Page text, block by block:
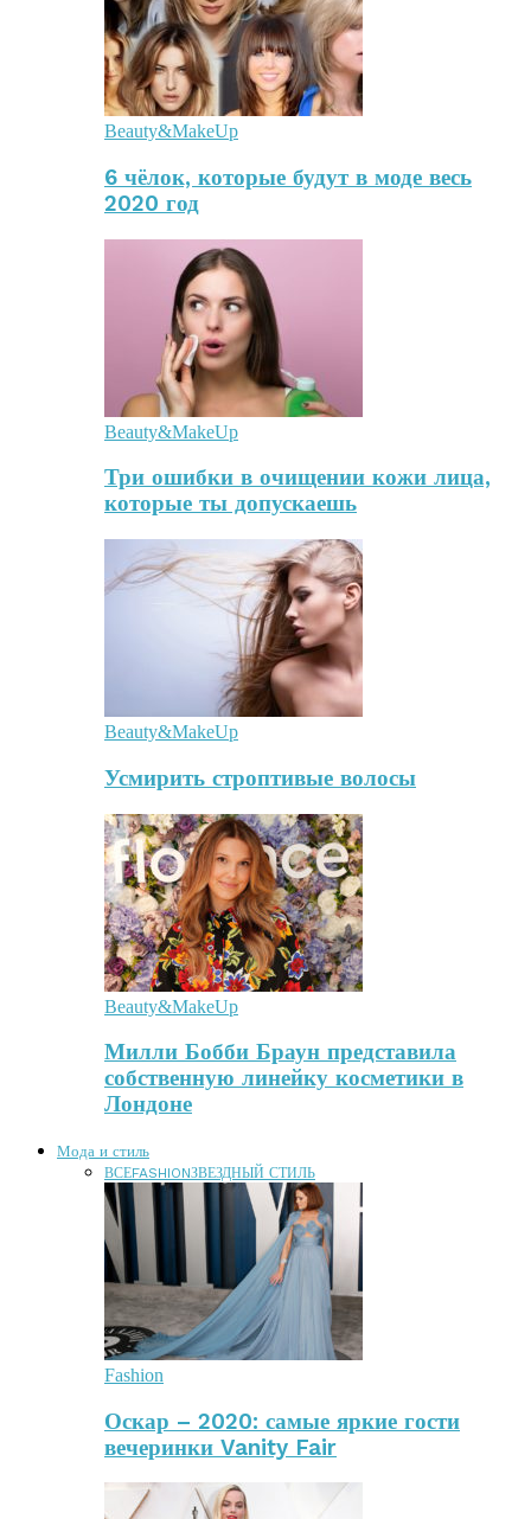
Beauty&MakeUp
6 чёлок, которые будут в моде весь
2020 год
Beauty&MakeUp
Три ошибки в очищении кожи лица,
которые ты допускаешь
Beauty&MakeUp
Усмирить строптивые волосы
Beauty&MakeUp
Милли Бобби Браун представила
собственную линейку косметики в
Лондоне
Мода и стиль
ВСЕFASHIONЗВЕЗДНЫЙ СТИЛЬ
Fashion
Оскар – 2020: самые яркие гости
вечеринки Vanity Fair